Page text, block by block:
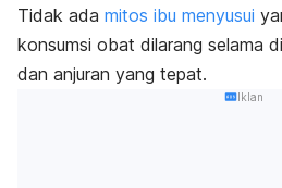
Tidak ada mitos ibu menyusui
konsumsi obat dilarang selama
dan anjuran yang tepat.
Iklan